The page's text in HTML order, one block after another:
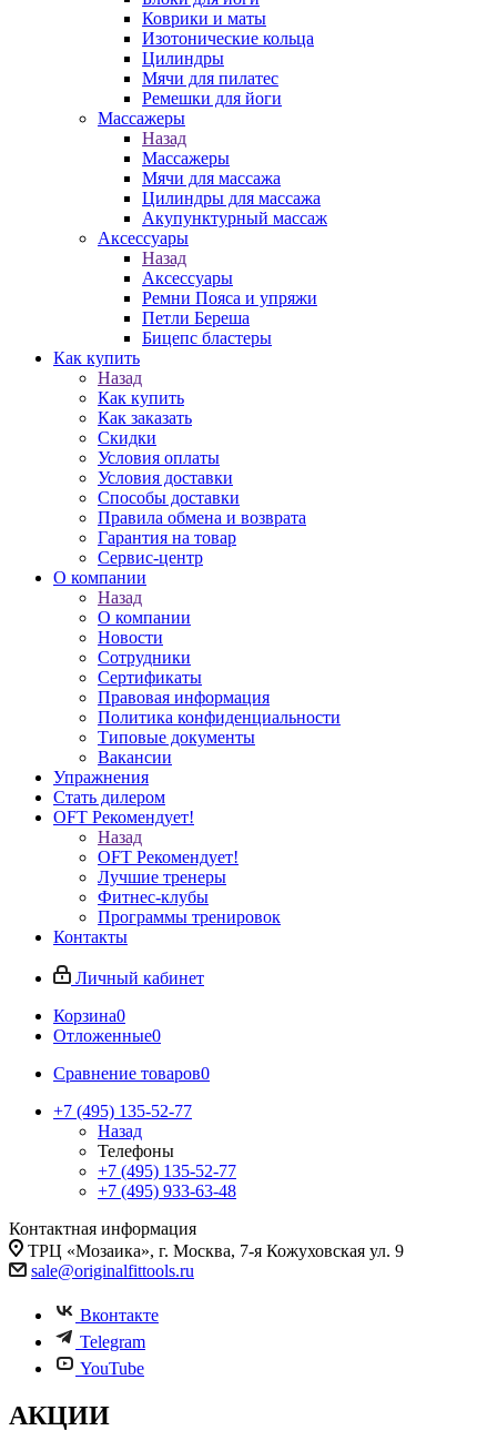
Коврики и маты
Изотонические кольца
Цилиндры
Мячи для пилатес
Ремешки для йоги
Массажеры
Назад
Массажеры
Мячи для массажа
Цилиндры для массажа
Акупунктурный массаж
Аксессуары
Назад
Аксессуары
Ремни Пояса и упряжи
Петли Береша
Бицепс бластеры
Как купить
Назад
Как купить
Как заказать
Скидки
Условия оплаты
Условия доставки
Способы доставки
Правила обмена и возврата
Гарантия на товар
Сервис-центр
О компании
Назад
О компании
Новости
Сотрудники
Сертификаты
Правовая информация
Политика конфиденциальности
Типовые документы
Вакансии
Упражнения
Стать дилером
OFT Рекомендует!
Назад
OFT Рекомендует!
Лучшие тренеры
Фитнес-клубы
Программы тренировок
Контакты
Личный кабинет
Корзина0
Отложенные0
Сравнение товаров0
+7 (495) 135-52-77
Назад
Телефоны
+7 (495) 135-52-77
+7 (495) 933-63-48
Контактная информация
ТРЦ «Мозаика», г. Москва, 7-я Кожуховская ул. 9
sale@originalfittools.ru
Вконтакте
Telegram
YouTube
АКЦИИ